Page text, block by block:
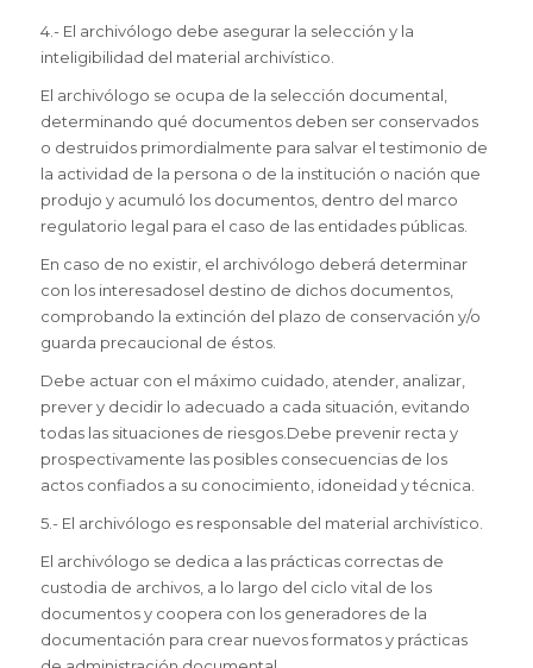
4.- El archivólogo debe asegurar la selección y la
inteligibilidad del material archivístico.
El archivólogo se ocupa de la selección documental,
determinando qué documentos deben ser conservados
o destruidos primordialmente para salvar el testimonio de
la actividad de la persona o de la institución o nación que
produjo y acumuló los documentos, dentro del marco
regulatorio legal para el caso de las entidades públicas.
En caso de no existir, el archivólogo deberá determinar
con los interesadosel destino de dichos documentos,
comprobando la extinción del plazo de conservación y/o
guarda precaucional de éstos.
Debe actuar con el máximo cuidado, atender, analizar,
prever y decidir lo adecuado a cada situación, evitando
todas las situaciones de riesgos.Debe prevenir recta y
prospectivamente las posibles consecuencias de los
actos confiados a su conocimiento, idoneidad y técnica.
5.- El archivólogo es responsable del material archivístico.
El archivólogo se dedica a las prácticas correctas de
custodia de archivos, a lo largo del ciclo vital de los
documentos y coopera con los generadores de la
documentación para crear nuevos formatos y prácticas